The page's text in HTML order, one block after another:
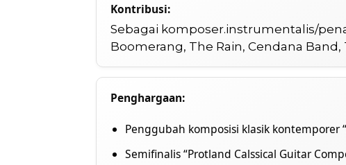
Kontribusi:
Sebagai komposer.instrumentalis/
Boomerang, The Rain, Cendana Band,
Penghargaan:
Penggubah komposisi klasik kontemporer
Semifinalis “Protland Calssical Guitar